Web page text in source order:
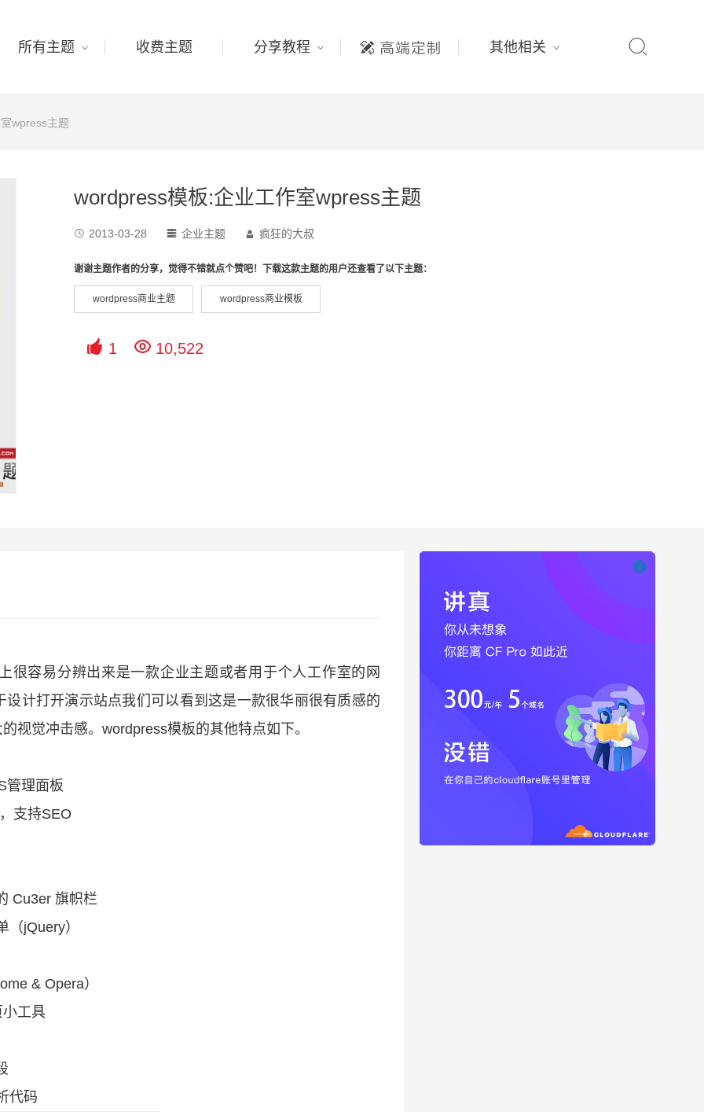
所有主题 收费主题 分享教程 其他相关 
wpress主题
wordpress模板:企业工作室wpress主题
 2013-03-28  企业主题  疯狂的大叔
谢谢主题作者的分享，觉得不错就点个赞吧！下载这款主题的用户还查看了以下主题：
wordpress商业主题 wordpress商业模板
 1  10,522
很容易分辨出来是一款企业主题或者用于个人工作室的网
计打开演示站点我们可以看到这是一款很华丽很有质感的
视觉冲击感。wordpress模板的其他特点如下。
管理面板
支持SEO
Cu3er 旗帜栏
jQuery）
& Opera）
工具
代码
